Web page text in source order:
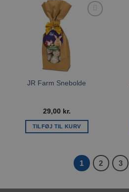
JR Farm Snebolde
29,00 kr.
TILFØJ TIL KURV
1 2 3